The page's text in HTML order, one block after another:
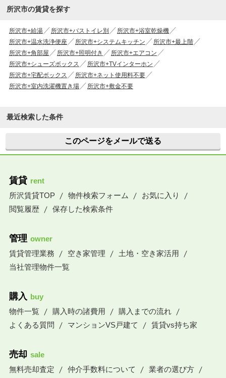
所沢市の賃貸を探す
所沢市+給湯 所沢市+バストイレ別
所沢市+浴室乾燥機
所沢市+温水洗浄便座
所沢市+システムキッチン
所沢市+最上階
所沢市+角部屋
所沢市+照明付き
所沢市+エアコン
所沢市+シューズボックス
所沢市+TVインターホン
所沢市+宅配ボックス
所沢市+ネット使用料不要
所沢市+室内洗濯機置き場
所沢市+敷金不要
最近検索した条件
このページをメールで送る
賃貸 rent
所沢賃貸TOP
物件検索フォーム
お気に入り
閲覧履歴
保存した検索条件
管理 owner
賃貸管理業務
空き家管理
土地・空き家活用
当社管理物件一覧
購入 buy
物件一覧
購入時の諸費用
購入までの流れ
よくある質問
マンションVS戸建て 賃貸vs持ち家
売却 sale
無料売却査定
仲介手数料について
業者の選び方